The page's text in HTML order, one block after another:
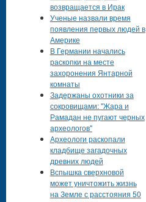
возвращается в Ирак
Ученые назвали время
появления первых людей в
Америке
В Германии начались
раскопки на месте
захоронения Янтарной
комнаты
Задержаны охотники за
сокровищами: "Жара и
Рамадан не пугают черных
археологов"
Археологи раскопали
кладбище загадочных
древних людей
Вспышка сверхновой
может уничтожить жизнь
на Земле с расстояния 50